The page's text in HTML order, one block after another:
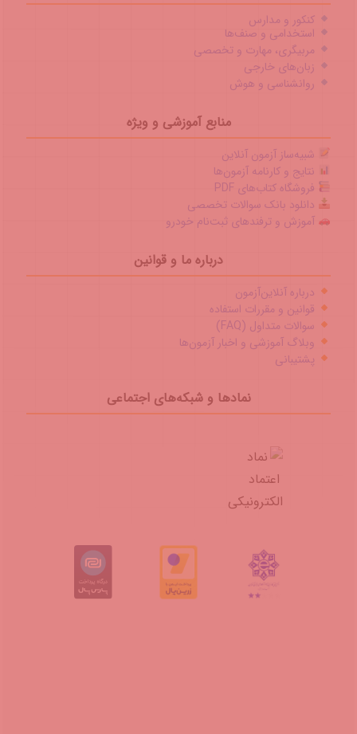
کنکور و مدارس
استخدامی و صنف‌ها
مربیگری، مهارت و تخصصی
زبان‌های خارجی
روانشناسی و هوش
منابع آموزشی و ویژه
شبیه‌ساز آزمون آنلاین
نتایج و کارنامه آزمون‌ها
فروشگاه کتاب‌های PDF
دانلود بانک سوالات تخصصی
آموزش و ترفندهای ثبت‌نام خودرو
درباره ما و قوانین
درباره آنلاین‌آزمون
قوانین و مقررات استفاده
سوالات متداول (FAQ)
وبلاگ آموزشی و اخبار آزمون‌ها
پشتیبانی
نمادها و شبکه‌های اجتماعی